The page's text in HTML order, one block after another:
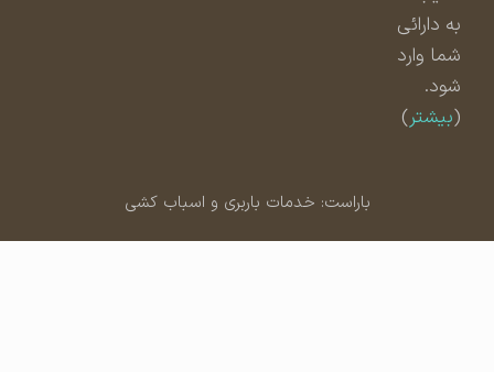
به دارائی
شما وارد
شود.
بیشتر)
باراست: خدمات باربری و اسباب کشی